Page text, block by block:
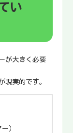
い
が大きく必要
現実的です。
）